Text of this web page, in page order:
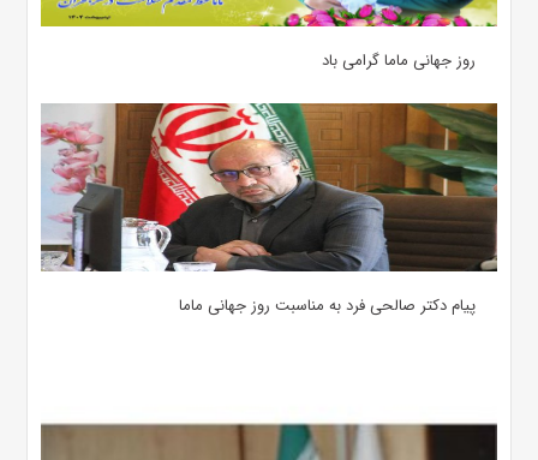
روز جهانی ماما گرامی باد
پیام دکتر صالحی فرد به مناسبت روز جهانی ماما